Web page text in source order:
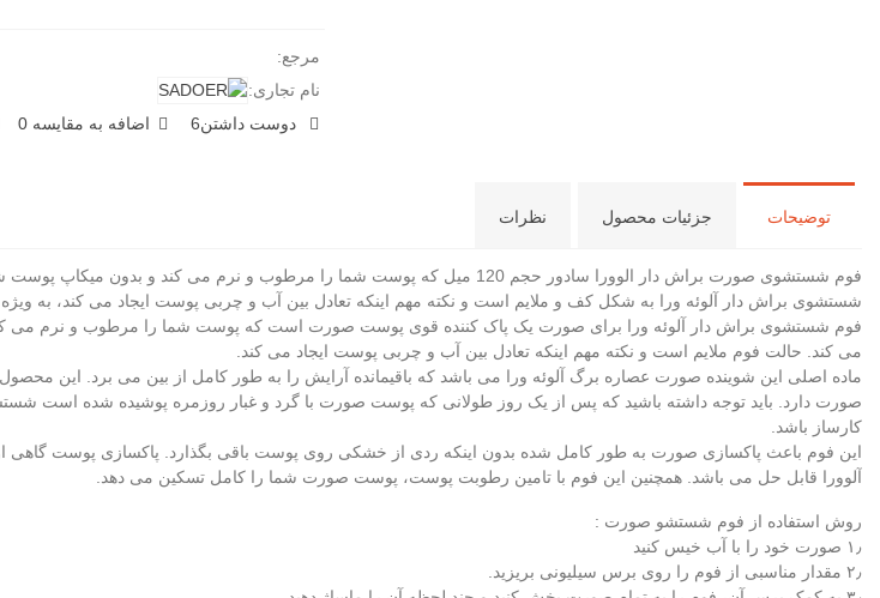
مرجع:
نام تجاری:
دوست داشتن6 اضافه به مقایسه 0
توضیحات جزئیات محصول نظرات
فوم شستشوی صورت براش دار الوورا سادور حجم 120 میل که پوست شما را مرطوب و
شستشوی براش دار آلوئه ورا به شکل کف و ملایم است و نکته مهم اینکه تعادل بین آب و چربی پوست ایجاد می کند، به
فوم شستشوی براش دار آلوئه ورا برای صورت یک پاک کننده قوی پوست صورت است که پوست شما را مرطوب و نرم می
می کند. حالت فوم ملایم است و نکته مهم اینکه تعادل بین آب و چربی پوست ایجاد می کند.
ماده اصلی این شوینده صورت عصاره برگ آلوئه ورا می باشد که باقیمانده آرایش را به طور کامل از بین می برد. این
صورت دارد. باید توجه داشته باشید که پس از یک روز طولانی که پوست صورت با گرد و غبار روزمره پوشیده شده است
کارساز باشد.
این فوم باعث پاکسازی صورت به طور کامل شده بدون اینکه ردی از خشکی روی پوست باقی بگذارد. پاکسازی پوست
آلوورا قابل حل می باشد. همچنین این فوم با تامین رطوبت پوست، پوست صورت شما را کامل تسکین می دهد.
روش استفاده از فوم شستشو صورت :
۱٫ صورت خود را با آب خیس کنید
۲٫ مقدار مناسبی از فوم را روی برس سیلیونی بریزید.